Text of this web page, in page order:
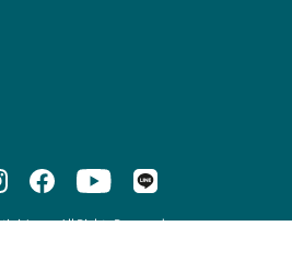
Japan All Rights Reserved.